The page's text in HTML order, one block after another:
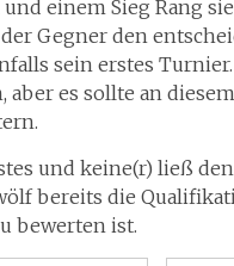
einem Sieg Rang
Gegner den
sein erstes
aber es sollte an
und keine(r) ließ
bereits die
bewerten ist.